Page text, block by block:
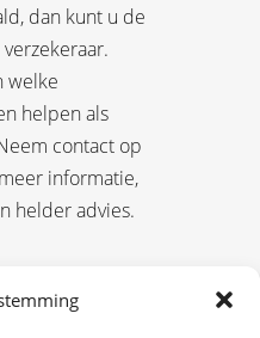
dan kunt u de
welke
helpen als
contact op
informatie,
helder advies.